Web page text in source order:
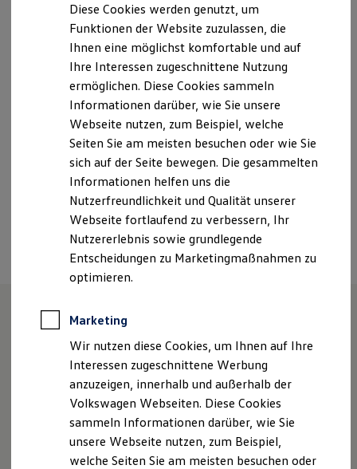
Für Privatkunden
Für Gewerbekunden
Leasing
Für Privatkunden
Für Gewerbekunden
Versicherungen & Garantien
Garantien
Kfz-Versicherung für Nutzfahrzeuge
Restschuldversicherung
Wartungsverträge
Besitzer & Service
Reparatur & Service
Sommer-Special
Reparatur, Pflege & Inspektion
Servicetermin anfragen
Service-Vorteile bei Volkswagen Nutzfahrzeuge
ServicePlus
Economy Service
Räder & Reifen Service
Ersatzfahrzeuge
Software, Konnektivität & Apps
California App
VW Connect für Ihren ID. Buzz
VW Connect für Ihren Transporter/Caravelle
VW Connect für Ihren Amarok
VW Connect für andere Modelle
Connect Pro
Fleet Interface Data
Multistop Pathfinder
Übersicht Software Updates
Hilfreiches für Besitzer
Paulinenstraße 1b, 97645 Ostheim
info@autokaufhausrhoen.de
+49 9777 91220
Montag-Freitag 07:30-18:00 Uhr
Ansprechpartner
Termin vereinbaren
Unsere Leistungenim
Überblick
Service
Volkswagen Economy
Service
Diese Cookies werden genutzt, um
Funktionen der Website zuzulassen, die
Ihnen eine möglichst komfortable und auf
Ihre Interessen zugeschnittene Nutzung
ermöglichen. Diese Cookies sammeln
Informationen darüber, wie Sie unsere
Webseite nutzen, zum Beispiel, welche
Seiten Sie am meisten besuchen oder wie Sie
sich auf der Seite bewegen. Die gesammelten
Informationen helfen uns die
Nutzerfreundlichkeit und Qualität unserer
Webseite fortlaufend zu verbessern, Ihr
Nutzererlebnis sowie grundlegende
Entscheidungen zu Marketingmaßnahmen zu
optimieren.
Marketing
Wir nutzen diese Cookies, um Ihnen auf Ihre
Interessen zugeschnittene Werbung
anzuzeigen, innerhalb und außerhalb der
Volkswagen Webseiten. Diese Cookies
sammeln Informationen darüber, wie Sie
unsere Webseite nutzen, zum Beispiel,
welche Seiten Sie am meisten besuchen oder